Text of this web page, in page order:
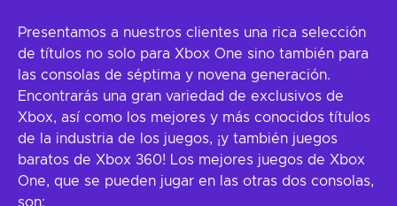
Presentamos a nuestros clientes una rica selección
de títulos no solo para Xbox One sino también para
las consolas de séptima y novena generación.
Encontrarás una gran variedad de exclusivos de
Xbox, así como los mejores y más conocidos títulos
de la industria de los juegos, ¡y también juegos
baratos de Xbox 360! Los mejores juegos de Xbox
One, que se pueden jugar en las otras dos consolas,
son: